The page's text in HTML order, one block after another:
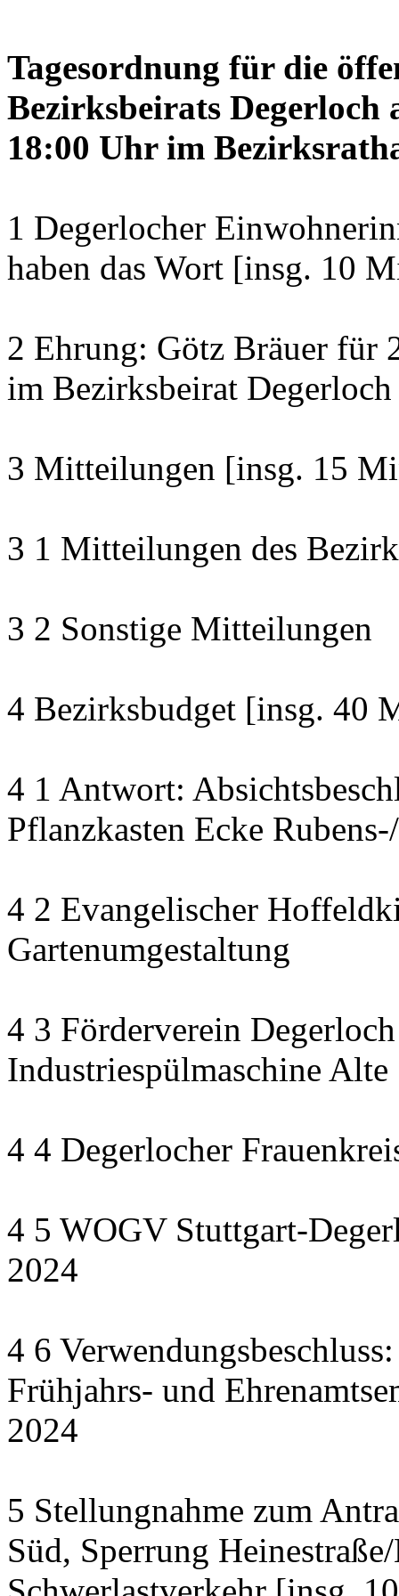
Tagesordnung für die
Bezirksbeirats Degerloch
18:00 Uhr im
1 Degerlocher
haben das Wort [insg. 10
2 Ehrung: Götz Bräuer für
im Bezirksbeirat
3 Mitteilungen [insg. 15
3 1 Mitteilungen des
3 2 Sonstige Mitteilungen
4 Bezirksbudget [insg. 40
4 1 Antwort:
Pflanzkasten Ecke
4 2 Evangelischer
Gartenumgestaltung
4 3 Förderverein
Industriespülmaschine Alte
4 4 Degerlocher
4 5 WOGV Stuttgart-
2024
4 6
Frühjahrs- und
2024
5 Stellungnahme zum
Süd, Sperrung